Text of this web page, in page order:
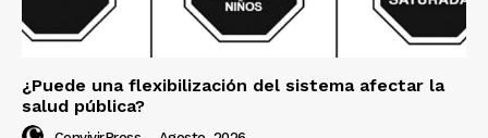
¿Puede una flexibilización del sistema afectar la
salud pública?